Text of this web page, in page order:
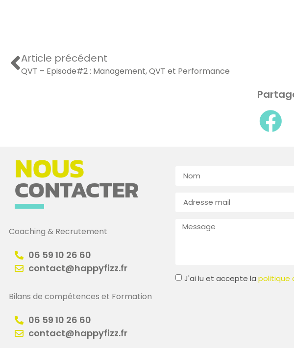
Article précédent
QVT – Episode#2 : Management, QVT et Performance
NOUS
CONTACTER
Coaching & Recrutement
06 59 10 26 60
contact@happyfizz.fr
Bilans de compétences et Formation
06 59 10 26 60
contact@happyfizz.fr
J'ai lu et accepte lapolitique